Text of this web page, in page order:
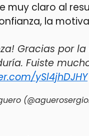
muy claro al
la
Gracias por
Fuiste
ySl4jhDJHY